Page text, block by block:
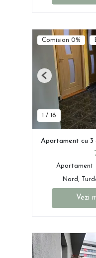
Comision 0%
1 / 16
Previous
Apartament cu 3
Apartament
Nord,
Vezi